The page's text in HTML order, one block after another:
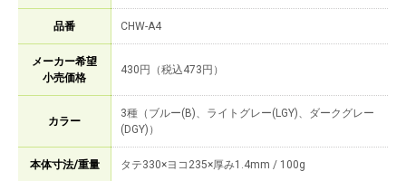
品番 CHW-A4
メーカー希望
小売価格
430円（税込473円）
カラー
3種（ブルー(B)、ライトグレー(LGY)、ダークグレー
(DGY)）
本体寸法/重量 タテ330×ヨコ235×厚み1.4mm / 100g